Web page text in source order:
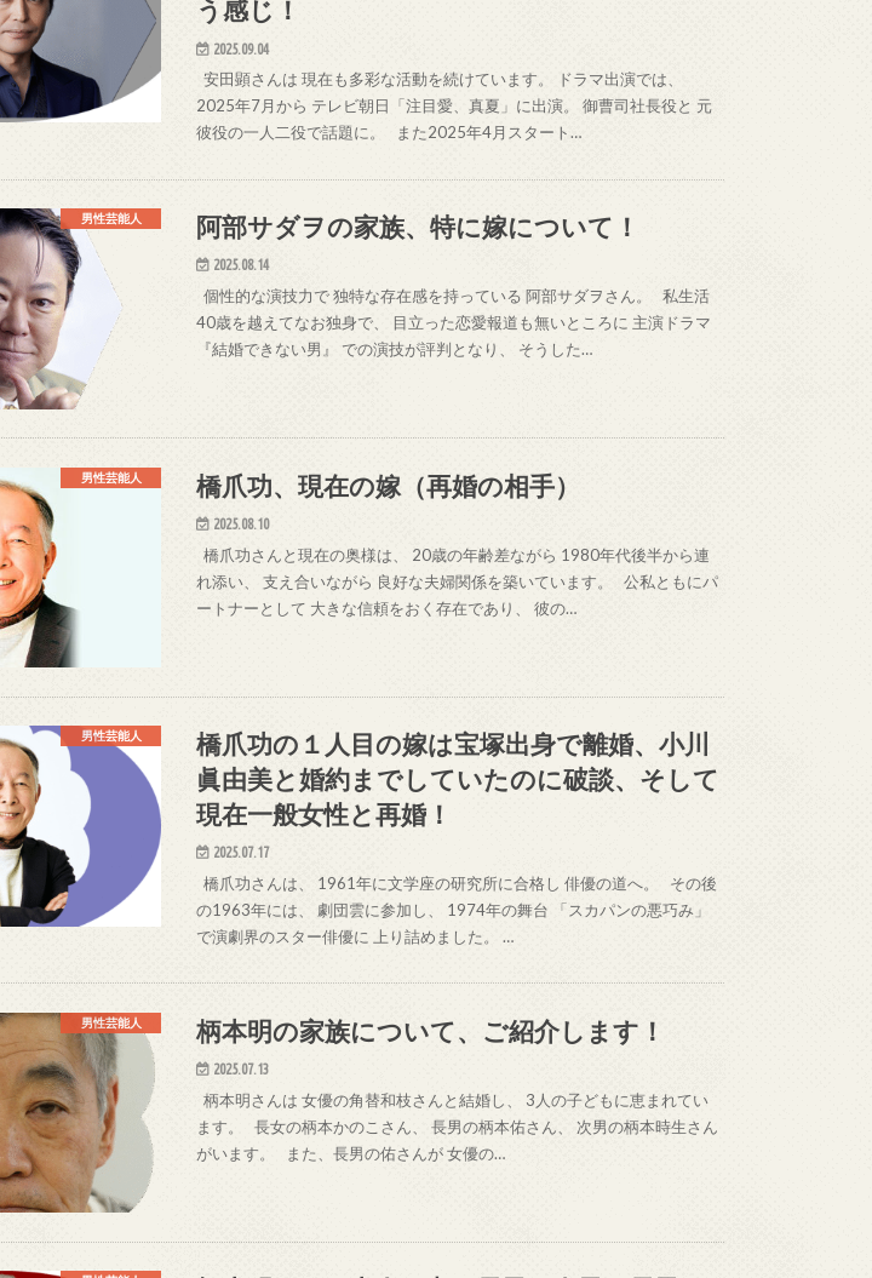
う感じ！
2025.09.04
安田顕さんは 現在も多彩な活動を続けています。 ドラマ出演では、
2025年7月から テレビ朝日「注目愛、真夏」に出演。 御曹司社長役と 元
彼役の一人二役で話題に。 また2025年4月スタート…
男性芸能人 阿部サダヲの家族、特に嫁について！
2025.08.14
個性的な演技力で 独特な存在感を持っている 阿部サダヲさん。 私生活
40歳を越えてなお独身で、 目立った恋愛報道も無いところに 主演ドラマ
『結婚できない男』 での演技が評判となり、 そうした…
男性芸能人 橋爪功、現在の嫁（再婚の相手）
2025.08.10
橋爪功さんと現在の奥様は、 20歳の年齢差ながら 1980年代後半から連
れ添い、 支え合いながら 良好な夫婦関係を築いています。 公私ともにパ
ートナーとして 大きな信頼をおく存在であり、 彼の…
男性芸能人
橋爪功の１人目の嫁は宝塚出身で離婚、小川
眞由美と婚約までしていたのに破談、そして
現在一般女性と再婚！
2025.07.17
橋爪功さんは、 1961年に文学座の研究所に合格し 俳優の道へ。 その後
の1963年には、 劇団雲に参加し、 1974年の舞台 「スカパンの悪巧み」
で演劇界のスター俳優に 上り詰めました。 …
男性芸能人 柄本明の家族について、ご紹介します！
2025.07.13
柄本明さんは 女優の角替和枝さんと結婚し、 3人の子どもに恵まれてい
ます。 長女の柄本かのこさん、 長男の柄本佑さん、 次男の柄本時生さん
がいます。 また、長男の佑さんが 女優の…